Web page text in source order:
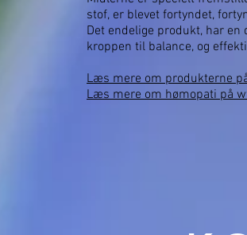
stof, er blevet fortyndet,
Det endelige produkt, har
kroppen til balance, og
Læs mere om produkterne
Læs mere om hømopati på